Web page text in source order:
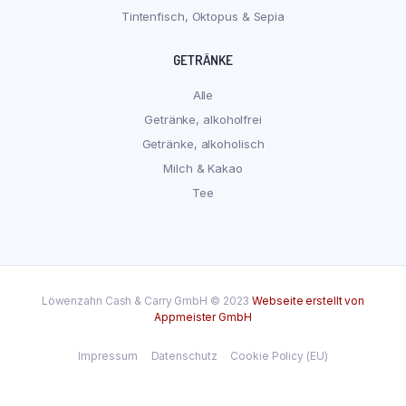
Tintenfisch, Oktopus & Sepia
GETRÄNKE
Alle
Getränke, alkoholfrei
Getränke, alkoholisch
Milch & Kakao
Tee
Löwenzahn Cash & Carry GmbH © 2023Webseite erstellt von
Appmeister GmbH
Impressum Datenschutz Cookie Policy (EU)